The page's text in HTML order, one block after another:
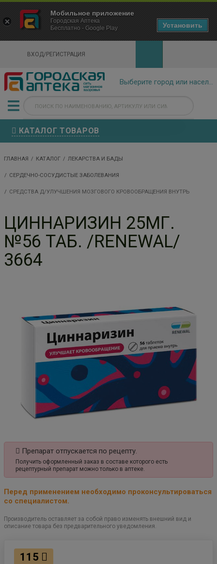
ВХОД/РЕГИСТРАЦИЯ
КАТАЛОГ ТОВАРОВ
ГЛАВНАЯ КАТАЛОГ ЛЕКАРСТВА И БАДЫ
СЕРДЕЧНО-СОСУДИСТЫЕ ЗАБОЛЕВАНИЯ
СРЕДСТВА Д/УЛУЧШЕНИЯ МОЗГОВОГО КРОВООБРАЩЕНИЯ ВНУТРЬ
ЦИННАРИЗИН 25МГ.
№56 ТАБ. /RENEWAL/
3664
Препарат отпускается по рецепту.
Получить оформленный заказ в составе которого есть
рецептурный препарат можно только в аптеке.
Перед применением необходимо проконсультироваться
со специалистом.
Производитель оставляет за собой право изменять внешний вид и
описание товара без предварительного уведомления.
115
×
Городская Аптека Маркетплейс
- In Google Play
Мобильное приложение
Городская Аптека
Бесплатно - Google Play
Установить